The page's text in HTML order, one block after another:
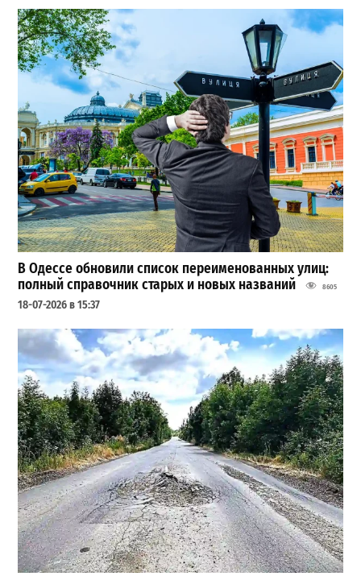
В Одессе обновили список переименованных улиц:
полный справочник старых и новых названий
8605
18-07-2026 в 15:37